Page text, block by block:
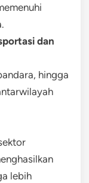
dan
hingga
lebih